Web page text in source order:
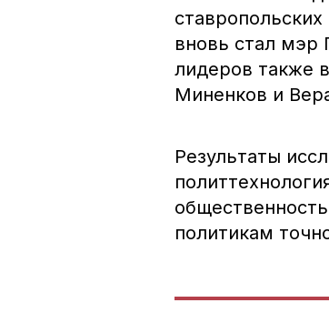
вновь стал мэр
лидеров также
Миненков и
Результаты
политикам